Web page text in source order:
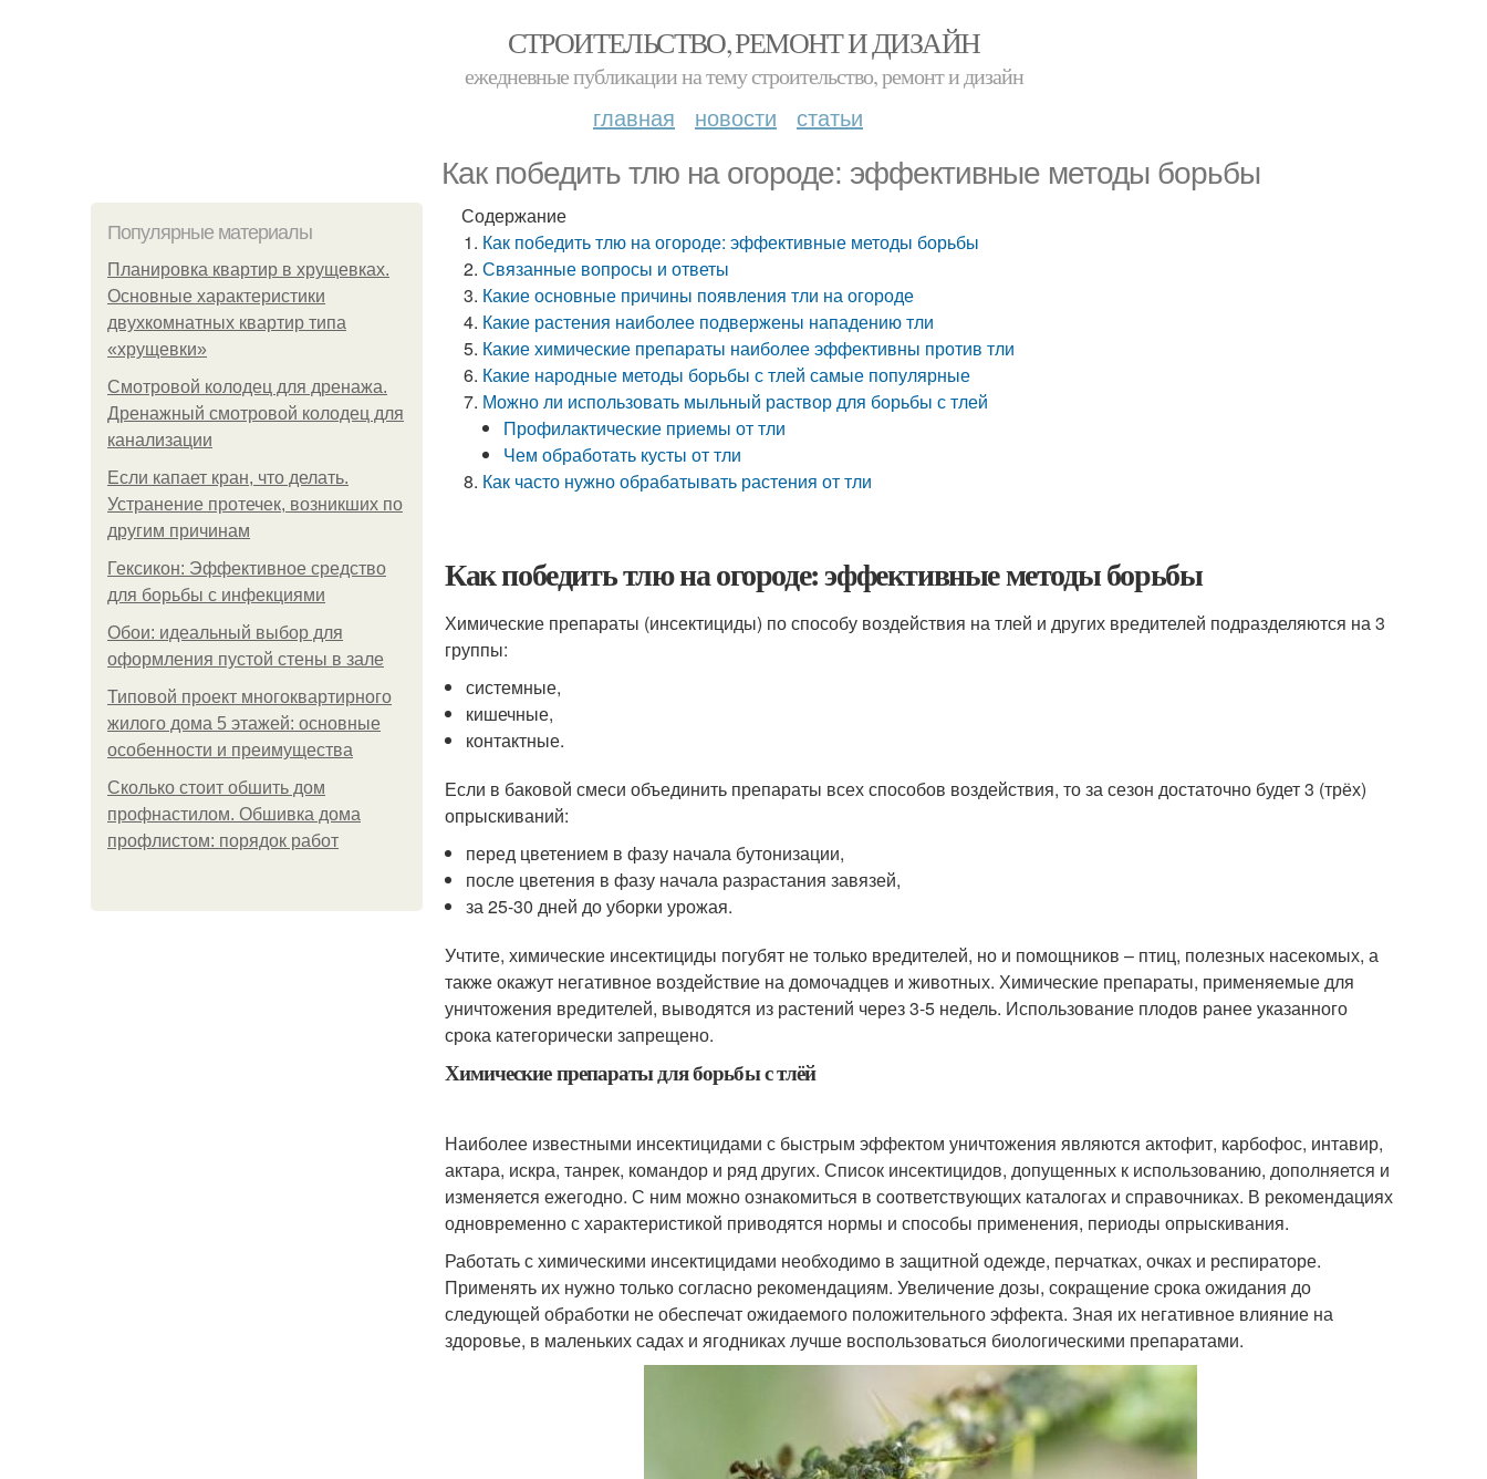
СТРОИТЕЛЬСТВО, РЕМОНТ И ДИЗАЙН
ежедневные публикации на тему строительство, ремонт и дизайн
главная новости статьи
Как победить тлю на огороде: эффективные методы борьбы
Популярные материалы
Планировка квартир в хрущевках.
Основные характеристики
двухкомнатных квартир типа
«хрущевки»
Смотровой колодец для дренажа.
Дренажный смотровой колодец для
канализации
Если капает кран, что делать.
Устранение протечек, возникших по
другим причинам
Гексикон: Эффективное средство
для борьбы с инфекциями
Обои: идеальный выбор для
оформления пустой стены в зале
Типовой проект многоквартирного
жилого дома 5 этажей: основные
особенности и преимущества
Сколько стоит обшить дом
профнастилом. Обшивка дома
профлистом: порядок работ
Содержание
Как победить тлю на огороде: эффективные методы борьбы
Связанные вопросы и ответы
Какие основные причины появления тли на огороде
Какие растения наиболее подвержены нападению тли
Какие химические препараты наиболее эффективны против тли
Какие народные методы борьбы с тлей самые популярные
Можно ли использовать мыльный раствор для борьбы с тлей
Профилактические приемы от тли
Чем обработать кусты от тли
Как часто нужно обрабатывать растения от тли
Как победить тлю на огороде: эффективные методы борьбы
Химические препараты (инсектициды) по способу воздействия на тлей и других вредителей подразделяются на 3
группы:
системные,
кишечные,
контактные.
Если в баковой смеси объединить препараты всех способов воздействия, то за сезон достаточно будет 3 (трёх)
опрыскиваний:
перед цветением в фазу начала бутонизации,
после цветения в фазу начала разрастания завязей,
за 25-30 дней до уборки урожая.
Учтите, химические инсектициды погубят не только вредителей, но и помощников – птиц, полезных насекомых, а
также окажут негативное воздействие на домочадцев и животных. Химические препараты, применяемые для
уничтожения вредителей, выводятся из растений через 3-5 недель. Использование плодов ранее указанного
срока категорически запрещено.
Химические препараты для борьбы с тлёй
Наиболее известными инсектицидами с быстрым эффектом уничтожения являются актофит, карбофос, интавир,
актара, искра, танрек, командор и ряд других. Список инсектицидов, допущенных к использованию, дополняется и
изменяется ежегодно. С ним можно ознакомиться в соответствующих каталогах и справочниках. В рекомендациях
одновременно с характеристикой приводятся нормы и способы применения, периоды опрыскивания.
Работать с химическими инсектицидами необходимо в защитной одежде, перчатках, очках и респираторе.
Применять их нужно только согласно рекомендациям. Увеличение дозы, сокращение срока ожидания до
следующей обработки не обеспечат ожидаемого положительного эффекта. Зная их негативное влияние на
здоровье, в маленьких садах и ягодниках лучше воспользоваться биологическими препаратами.